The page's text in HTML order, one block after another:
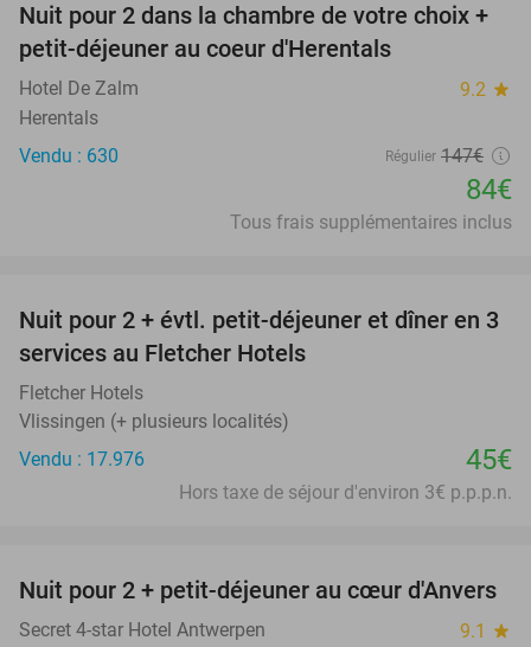
43%
Nuit pour 2 dans la chambre de votre choix +
petit-déjeuner au coeur d'Herentals
Hotel De Zalm 9.2 star
Herentals
Vendu : 630
Régulier 147€
84€
Tous frais supplémentaires inclus
Nuit pour 2 + évtl. petit-déjeuner et dîner en 3
services au Fletcher Hotels
Fletcher Hotels
Vlissingen (+ plusieurs localités)
Vendu : 17.976
45€
Hors taxe de séjour d'environ 3€ p.p.p.n.
46%
Nuit pour 2 + petit-déjeuner au cœur d'Anvers
Secret 4-star Hotel Antwerpen 9.1 star